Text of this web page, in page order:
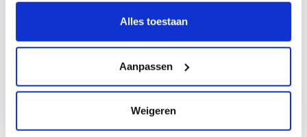
Alles toestaan
Aanpassen
Weigeren
31,95
Materiaal
Polypropyleen
Antislip
Kwaliteit